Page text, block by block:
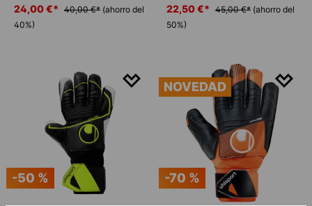
PORTERO
24,00 €* 40,00 €* (ahorro del
40%)
PORTERO
22,50 €* 45,00 €* (ahorro del
50%)
-50 %
NOVEDAD
-70 %